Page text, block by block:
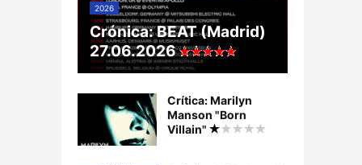
2026
Crónica: BEAT (Madrid)
27.06.2026
Crítica: Marilyn
Manson "Born
Villain"